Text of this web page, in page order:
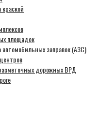
площадок
заправок (АЗС)
дорожных ВРД